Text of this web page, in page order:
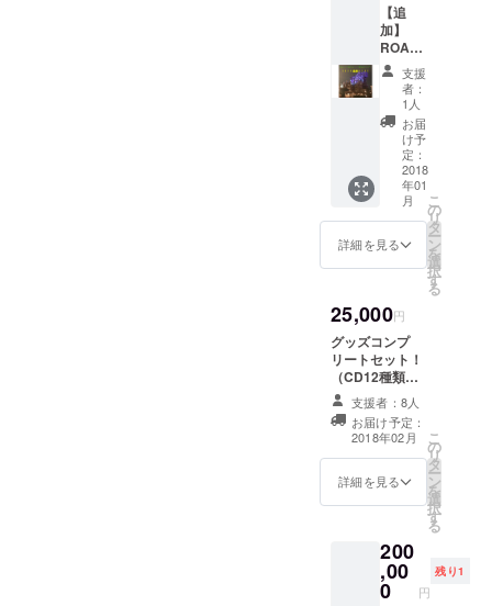
【追
加】
ROAメ
ンバー
と行く
東京
ディズ
ニー
シー！
お酒飲
めない
からラ
ンド
NG！
(入場料
はリ
金額と
は別
途、リ
ターン
購入者
負担と
なりま
す。)
支援
者：
1人
お届
け予
定：
2018
年01
月
詳細を見る
こ
の
リ
タ
ー
ン
を
選
択
す
る
25,000円
グッズコンプ
リートセット！
（CD12種類＋T
シャツ＋パー
カー＋ポスター
＆カレンダー）
支援者：8人
お届け予定：
2018年02月
詳細を見る
こ
の
リ
タ
ー
ン
を
選
択
す
る
200
,00
0 円
残り1